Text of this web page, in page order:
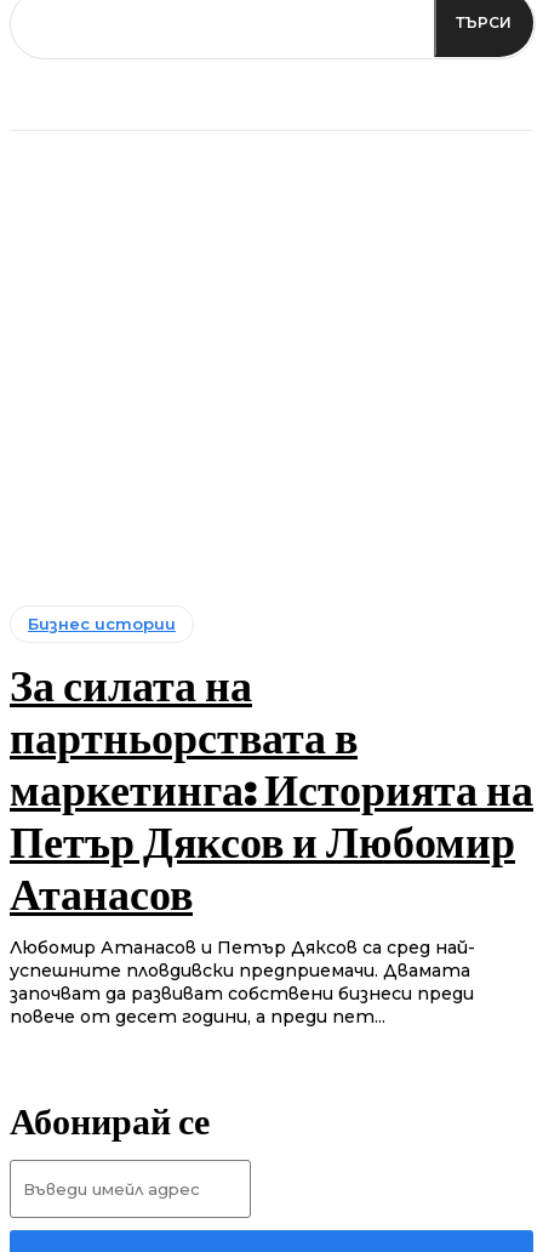
ТЪРСИ
Бизнес истории
За силата на
партньорствата в
маркетинга: Историята на
Петър Дяксов и Любомир
Атанасов
Любомир Атанасов и Петър Дяксов са сред най-
успешните пловдивски предприемачи. Двамата
започват да развиват собствени бизнеси преди
повече от десет години, а преди пет...
Абонирай се